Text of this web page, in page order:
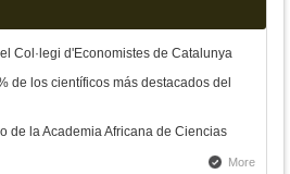
Col·legi d'Economistes de Catalunya
de los científicos más destacados del
de la Academia Africana de Ciencias
More